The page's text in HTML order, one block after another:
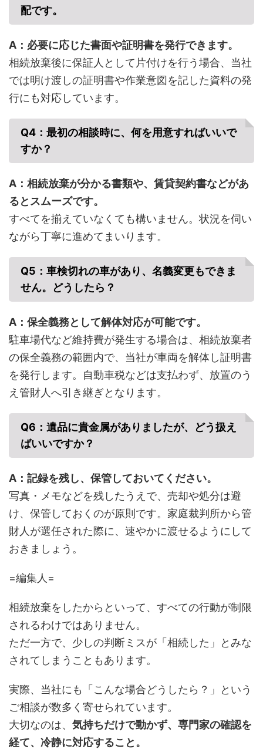
配です。
A：必要に応じた書面や証明書を発行できます。
相続放棄後に保証人として片付けを行う場合、当社
では明け渡しの証明書や作業意図を記した資料の発
行にも対応しています。
Q4：最初の相談時に、何を用意すればいいで
すか？
A：相続放棄が分かる書類や、賃貸契約書などがあ
るとスムーズです。
すべてを揃えていなくても構いません。状況を伺い
ながら丁寧に進めてまいります。
Q5：車検切れの車があり、名義変更もできま
せん。どうしたら？
A：保全義務として解体対応が可能です。
駐車場代など維持費が発生する場合は、相続放棄者
の保全義務の範囲内で、当社が車両を解体し証明書
を発行します。自動車税などは支払わず、放置のう
え管財人へ引き継ぎとなります。
Q6：遺品に貴金属がありましたが、どう扱え
ばいいですか？
A：記録を残し、保管しておいてください。
写真・メモなどを残したうえで、売却や処分は避
け、保管しておくのが原則です。家庭裁判所から管
財人が選任された際に、速やかに渡せるようにして
おきましょう。
=編集人=
相続放棄をしたからといって、すべての行動が制限
されるわけではありません。
ただ一方で、少しの判断ミスが「相続した」とみな
されてしまうこともあります。
実際、当社にも「こんな場合どうしたら？」という
ご相談が数多く寄せられています。
大切なのは、 気持ちだけで動かず、専門家の確認を
経て、冷静に対応すること。